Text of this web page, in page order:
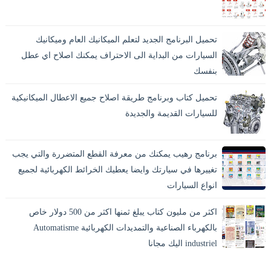
تحميل البرنامج الجديد لتعلم الميكانيك العام وميكانيك
السيارات من البداية الى الاحتراف يمكنك اصلاح اي عطل
بنفسك
تحميل كتاب وبرنامج طريقة اصلاح جميع الاعطال الميكانيكية
للسيارات القديمة والجديدة
برنامج رهيب يمكنك من معرفة القطع المتضررة والتي يجب
تغييرها في سيارتك وايضا يعطيك الخرائط الكهربائية لجميع
انواع السيارات
اكثر من مليون كتاب يبلغ ثمنها اكثر من 500 دولار خاص
بالكهرباء الصناعية والتمديدات الكهربائية Automatisme
industriel اليك مجانا